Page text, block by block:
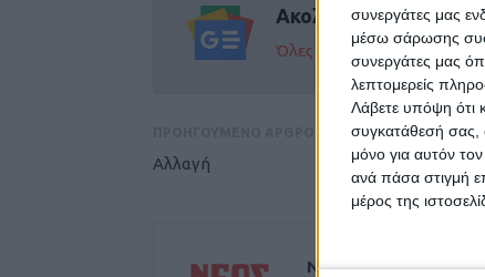
συνεργάτες μας
μέσω σάρωσης
συνεργάτες μας
λεπτομερείς
Λάβετε υπόψη ότι
συγκατάθεσή σας,
μόνο για αυτόν
ανά πάσα στιγμή
μέρος της
Ακολούθησε την
Όλες οι εξελίξεις στην
Αλλαγή
ΝΕΟΣ ΑΓΩΝ